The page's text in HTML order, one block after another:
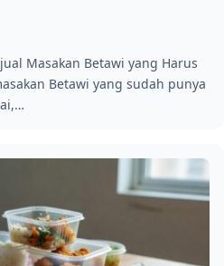
Masakan Betawi yang Harus
Betawi yang sudah punya